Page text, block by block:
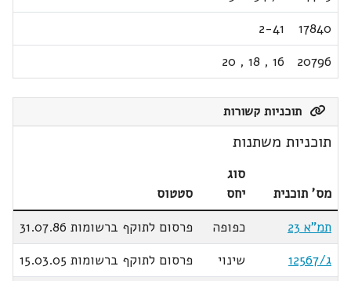
17840
2-41
20796
16
,
18
,
20
תוכניות קשורות
תוכניות משתנות
מס' תוכנית
סוג
יחס
סטטוס
תמ"א 23
כפופה
פרסום לתוקף ברשומות 31.07.86
ג/12567
שינוי
פרסום לתוקף ברשומות 15.03.05